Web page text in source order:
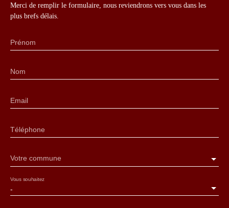
Merci de remplir le formulaire, nous reviendrons vers vous dans les
plus brefs délais.
Prénom
Nom
Email
Téléphone
Votre commune
-
Vous souhaitez